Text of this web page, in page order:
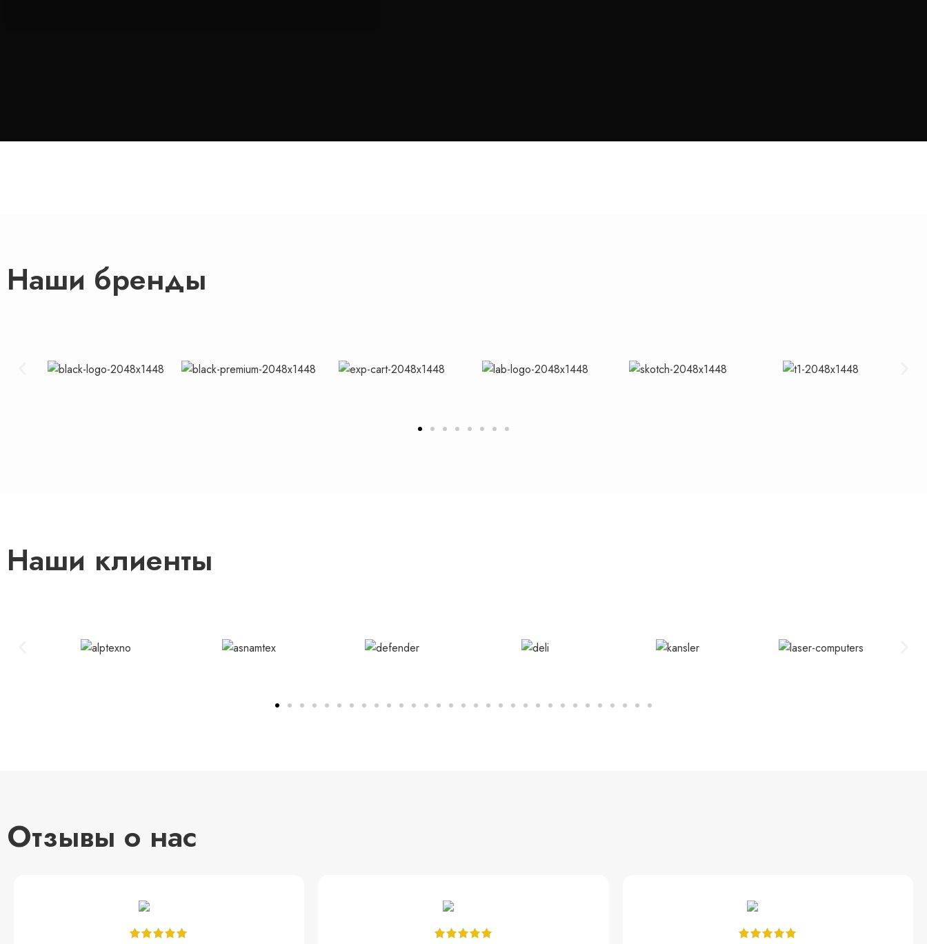
Наши бренды
Наши клиенты
Отзывы о нас